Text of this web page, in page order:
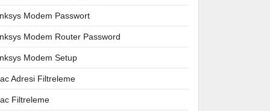
Modem Passwort
Modem Router Password
Modem Setup
Adresi Filtreleme
Filtreleme